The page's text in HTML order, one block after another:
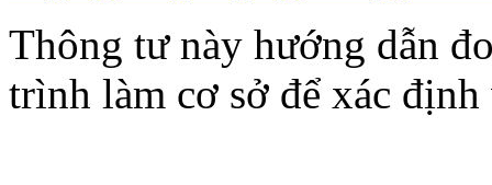
Thông tư này hướng dẫn
trình làm cơ sở để xác